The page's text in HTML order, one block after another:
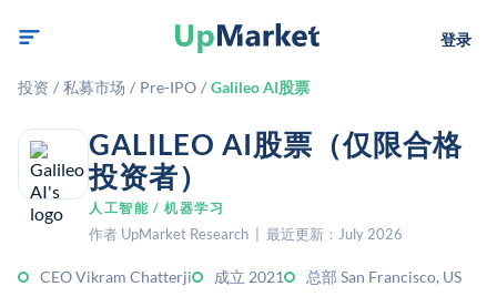
登录
投资 / 私募市场 / Pre-IPO / Galileo AI股票
GALILEO AI股票（仅限合格
投资者）
人工智能 / 机器学习
作者 UpMarket Research | 最近更新：July 2026
CEO Vikram Chatterji 成立 2021 总部 San Francisco, US